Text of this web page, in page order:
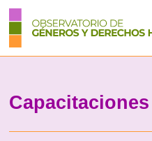
Capacitaciones